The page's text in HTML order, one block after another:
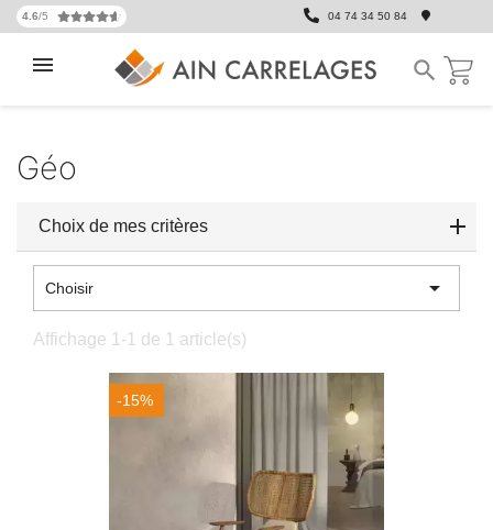
4.6/5 04 74 34 50 84

Géo
Choix de mes critères
Choisir 
Affichage 1-1 de 1 article(s)
-15%